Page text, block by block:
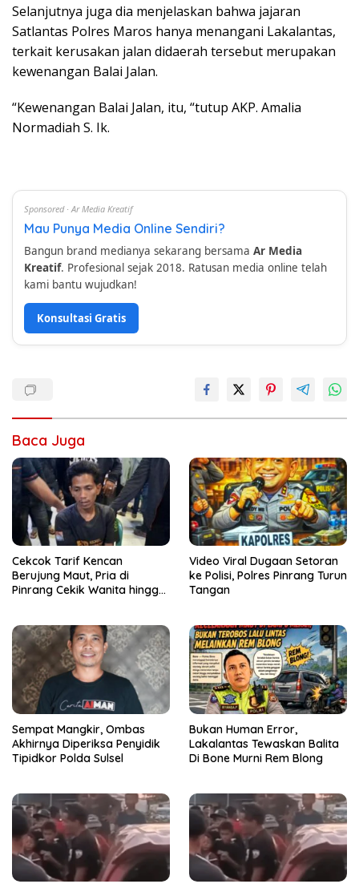
Selanjutnya juga dia menjelaskan bahwa jajaran
Satlantas Polres Maros hanya menangani Lakalantas,
terkait kerusakan jalan didaerah tersebut merupakan
kewenangan Balai Jalan.
“Kewenangan Balai Jalan, itu, “tutup AKP. Amalia
Normadiah S. Ik.
Sponsored · Ar Media Kreatif
Mau Punya Media Online Sendiri?
Bangun brand medianya sekarang bersama Ar Media
Kreatif. Profesional sejak 2018. Ratusan media online telah
kami bantu wujudkan!
Konsultasi Gratis
Baca Juga
Cekcok Tarif Kencan
Berujung Maut, Pria di
Pinrang Cekik Wanita hingga
Video Viral Dugaan Setoran
ke Polisi, Polres Pinrang Turun
Tangan
Sempat Mangkir, Ombas
Akhirnya Diperiksa Penyidik
Tipidkor Polda Sulsel
Bukan Human Error,
Lakalantas Tewaskan Balita
Di Bone Murni Rem Blong